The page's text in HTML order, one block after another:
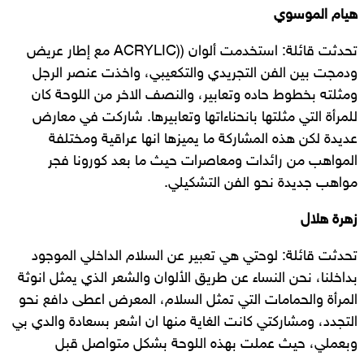
هيام الموسوي
تحدثت قائلة: استخدمت ألوان ((ACRYLIC مع إطار عريض
ودمجت بين الفن التجريدي والتكعيبي، واخذت عنصر الرجل
ومثلته بخطوط حاده وتعابير، والنصف الاخر من اللوحة كان
للمرأة التي مثلتها بانحناءاتها وتعابيرها. شاركت في معارض
عديدة لكن هذه المشاركة ما يميزها انها عراقية ومختلفة
المواهب من رائدات ومعاصرات حيث ما بعد كورونا فجر
مواهب جديدة نحو الفن التشكيلي.
زهرة هلال
تحدثت قائلة: لوحتي هي تعبير عن السلام الداخلي الموجود
بداخلنا، نحن النساء عن طريق الألوان والشعر الذي يمثل انوثة
المرأة والحمامات التي تمثل السلام، المعرض اعطى دافع نحو
التجدد، ومشاركتي كانت الغاية منها ان اشعر بسعادة والدي بي
وبعملي، حيث عملت بهذه اللوحة بشكل متواصل قبل